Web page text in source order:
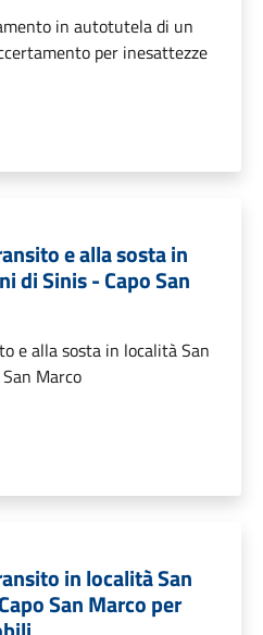
in autotutela di un
per inesattezze
e alla sosta in
di Sinis - Capo San
e alla sosta in località San
Marco
in località San
San Marco per